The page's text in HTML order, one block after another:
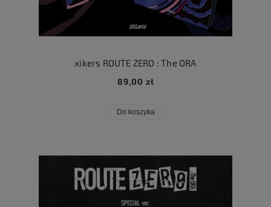
xikers ROUTE ZERO : The ORA
89,00 zł
Do koszyka